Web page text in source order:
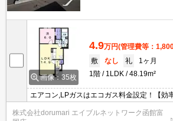
画像：35枚
4.9万円(管理費等：
敷
なし 礼
1ヶ月
1階
1LDK 48.19m²
エアコン,LPガスはエコガス料金設定！【効
るお店】同じお部屋がいくつも出てきて探
は「窓口を一つにして」エイブルNW函館富
株式会社dorumari エイブルネットワーク函館富